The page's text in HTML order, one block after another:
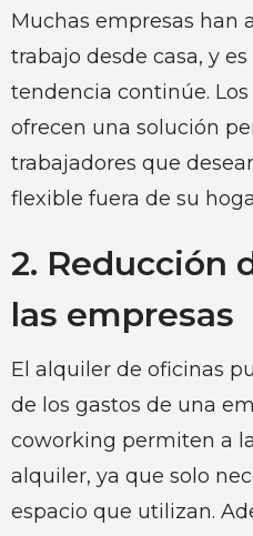
Muchas empresas han
trabajo desde casa, y
tendencia continúe.
ofrecen una solución
trabajadores que
flexible fuera de su
2. Reducción
las empresas
El alquiler de oficinas
de los gastos de una
coworking permiten a
alquiler, ya que solo
espacio que utilizan.